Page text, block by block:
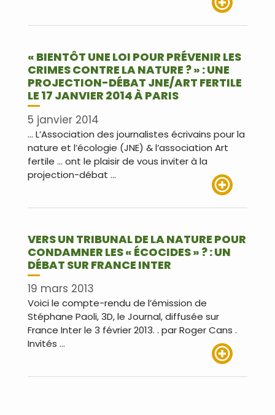
« BIENTÔT UNE LOI POUR PRÉVENIR LES
CRIMES CONTRE LA NATURE ? » : UNE
PROJECTION-DÉBAT JNE/ART FERTILE
LE 17 JANVIER 2014 À PARIS
5 janvier 2014
… L’Association des journalistes écrivains pour la
nature et l’écologie (JNE) & l’association Art
fertile … ont le plaisir de vous inviter à la
projection-débat …
VERS UN TRIBUNAL DE LA NATURE POUR
CONDAMNER LES « ÉCOCIDES » ? : UN
DÉBAT SUR FRANCE INTER
19 mars 2013
Voici le compte-rendu de l’émission de
Stéphane Paoli, 3D, le Journal, diffusée sur
France Inter le 3 février 2013. . par Roger Cans .
Invités …